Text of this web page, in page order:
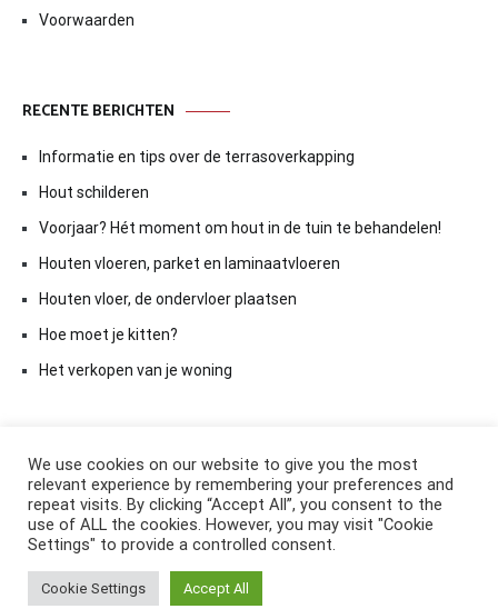
Voorwaarden
RECENTE BERICHTEN
Informatie en tips over de terrasoverkapping
Hout schilderen
Voorjaar? Hét moment om hout in de tuin te behandelen!
Houten vloeren, parket en laminaatvloeren
Houten vloer, de ondervloer plaatsen
Hoe moet je kitten?
Het verkopen van je woning
Copyright © 2026ElkAntwoord.com
Cenoteby ThemeGrill. Aangedreven door
We use cookies on our website to give you the most
relevant experience by remembering your preferences and
repeat visits. By clicking “Accept All”, you consent to the
use of ALL the cookies. However, you may visit "Cookie
Settings" to provide a controlled consent.
Cookie Settings Accept All